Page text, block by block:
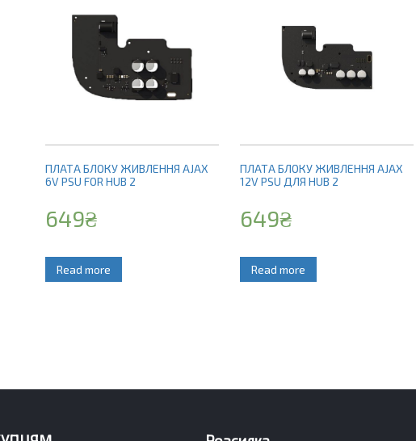
ПЛАТА БЛОКУ ЖИВЛЕННЯ AJAX
6V PSU FOR HUB 2
649₴
Read more
ПЛАТА БЛОКУ ЖИВЛЕННЯ AJAX
12V PSU ДЛЯ HUB 2
649₴
Read more